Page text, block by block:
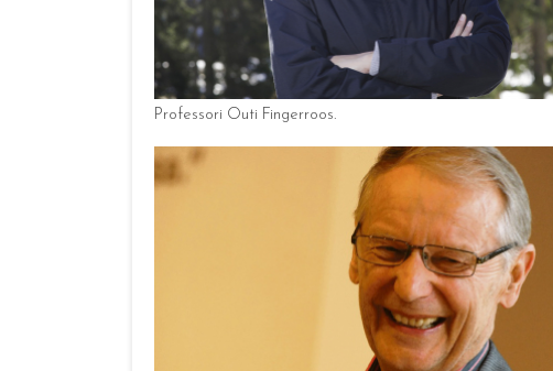
Professori Outi Fingerroos.